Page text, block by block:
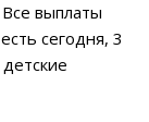
выплаты
сегодня, 3